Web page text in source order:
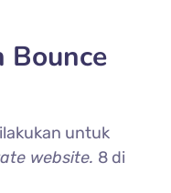
Bounce
untuk
website. 8 di